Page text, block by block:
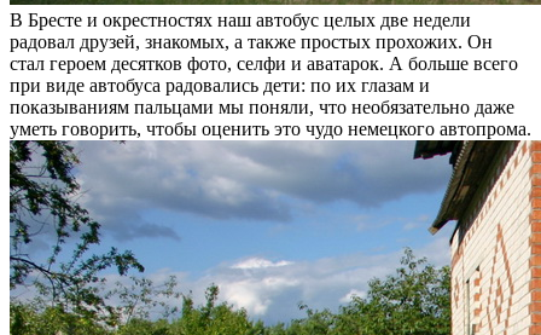
В Бресте и окрестностях наш автобус целых две недели
радовал друзей, знакомых, а также простых прохожих. Он
стал героем десятков фото, селфи и аватарок. А больше всего
при виде автобуса радовались дети: по их глазам и
показываниям пальцами мы поняли, что необязательно даже
уметь говорить, чтобы оценить это чудо немецкого автопрома.